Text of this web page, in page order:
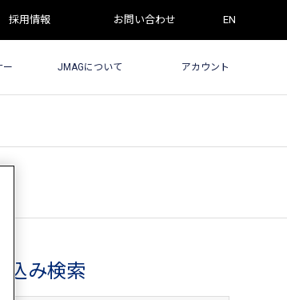
採用情報 お問い合わせ EN
ー JMAGについて アカウント
絞込み検索